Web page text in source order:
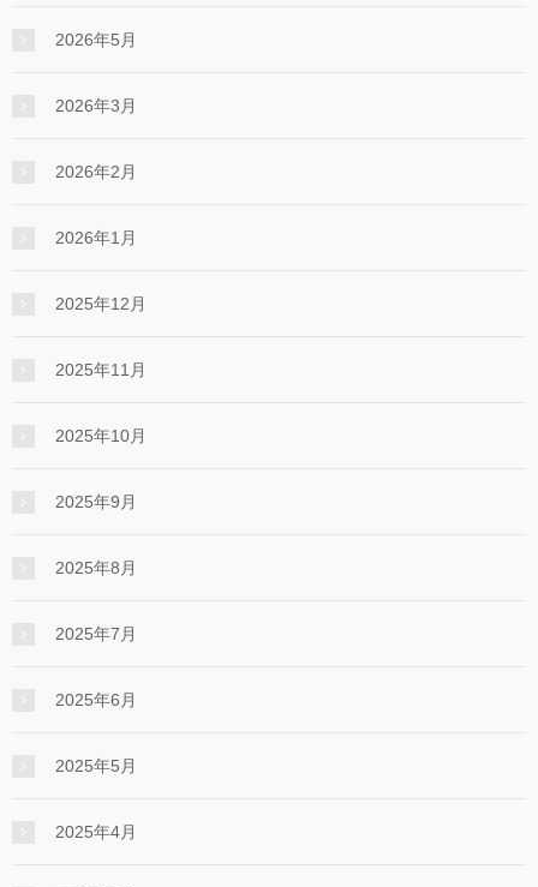
2026年5月
2026年3月
2026年2月
2026年1月
2025年12月
2025年11月
2025年10月
2025年9月
2025年8月
2025年7月
2025年6月
2025年5月
2025年4月